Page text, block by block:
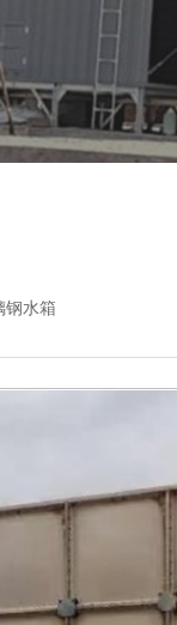
钢水箱